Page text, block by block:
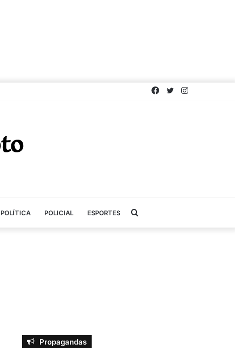
Twitter
Facebook
POLÍTICA POLICIAL ESPORTES Procurar
Propagandas